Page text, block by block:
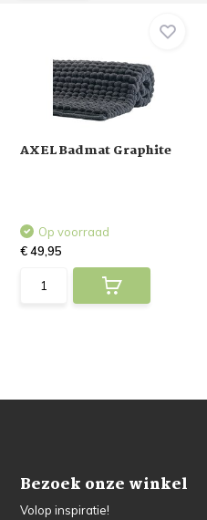
AXEL Badmat Graphite
Op voorraad
€ 49,95
Bezoek onze winkel
Volop inspiratie!